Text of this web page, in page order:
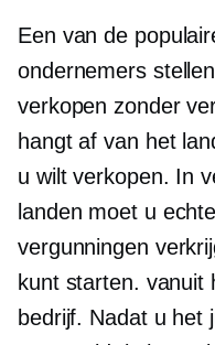
Een van de
ondernemers
verkopen zonder
hangt af van het
u wilt verkopen. In
landen moet u
vergunningen
kunt starten. vanuit
bedrijf. Nadat u het